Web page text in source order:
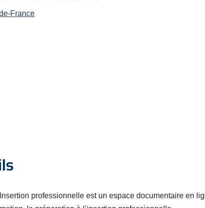
France
professionnelle est un espace documentaire en